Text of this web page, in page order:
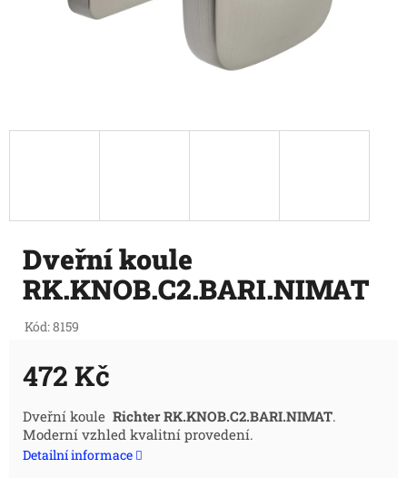
Dveřní koule
RK.KNOB.C2.BARI.NIMAT
Kód:8159
472 Kč
Měrná
cena:
Dveřní koule Richter RK.KNOB.C2.BARI.NIMAT.
Moderní vzhled kvalitní provedení.
Detailní informace